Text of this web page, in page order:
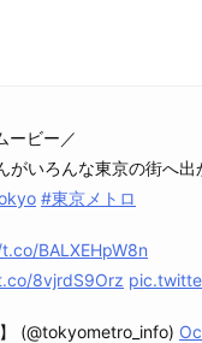
ービー／
がいろんな東京の街へ
#東京メトロ
BALXEHpW8n
8vjrdS9Orz
(@tokyometro_info)